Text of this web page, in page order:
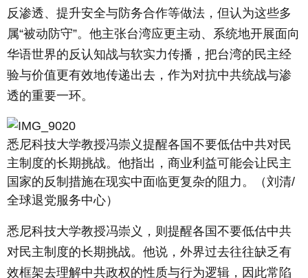
反渗透、提升安全与防务合作等做法，但认为这些多
属“被动防守”。他主张台湾应更主动、系统地开展面向
华语世界的反认知战与软实力传播，把台湾的民主经
验与价值更有效地传递出去，作为对抗中共统战与渗
透的重要一环。
悉尼科技大学教授冯崇义提醒各国不要低估中共对民
主制度的长期挑战。他指出，商业利益可能会让民主
国家的反制措施在现实中面临更复杂的阻力。（刘清/
全球退党服务中心）
悉尼科技大学教授冯崇义，则提醒各国不要低估中共
对民主制度的长期挑战。他说，外界过去往往缺乏有
效框架去理解中共政权的性质与行为逻辑，因此常陷